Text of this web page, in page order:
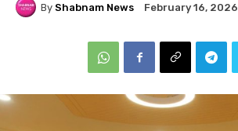
By Shabnam News February 16, 2026